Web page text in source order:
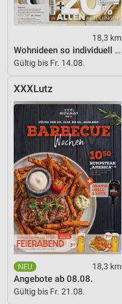
18,3 km
Wohnideen so individuell wie du!
Gültig bis Fr. 14.08.
XXXLutz
18,3 km
Angebote ab 08.08.
Gültig bis Fr. 21.08.